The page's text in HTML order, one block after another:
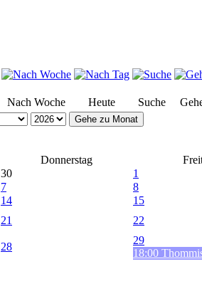
Nach Woche Heute Suche
Gehe zu Monat
Donnerstag
30 1
7 8
14 15
21 22
28
29
18:00